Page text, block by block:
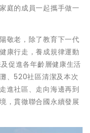
庭的成員一起攜手做一
敬老，除了教育下一代
康行走，養成規律運動
促進各年齡層健康生活
、520社區清潔及本次
進社區、走向海邊再到
，貫徹聯合國永續發展